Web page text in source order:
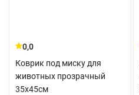
0,0
Коврик под миску для
животных прозрачный
35x45см